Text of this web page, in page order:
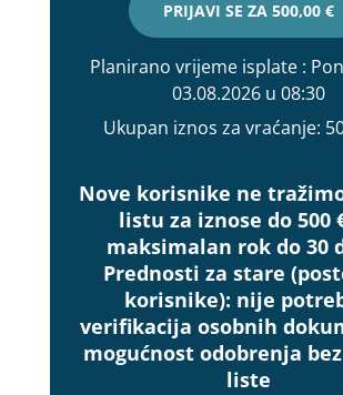
PRIJAVI SE ZA 500,00 €
Planirano vrijeme isplate :
03.08.2026 u 08:30
Ukupan iznos za vraćanje:
Nove korisnike ne
listu za iznose do 500
maksimalan rok do 30
Prednosti za stare
korisnike): nije
verifikacija osobnih
mogućnost odobrenja
liste